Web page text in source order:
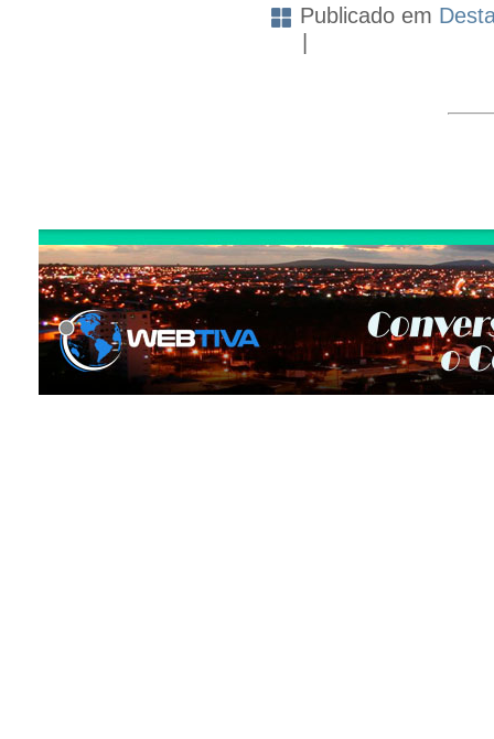
Publicado em
|